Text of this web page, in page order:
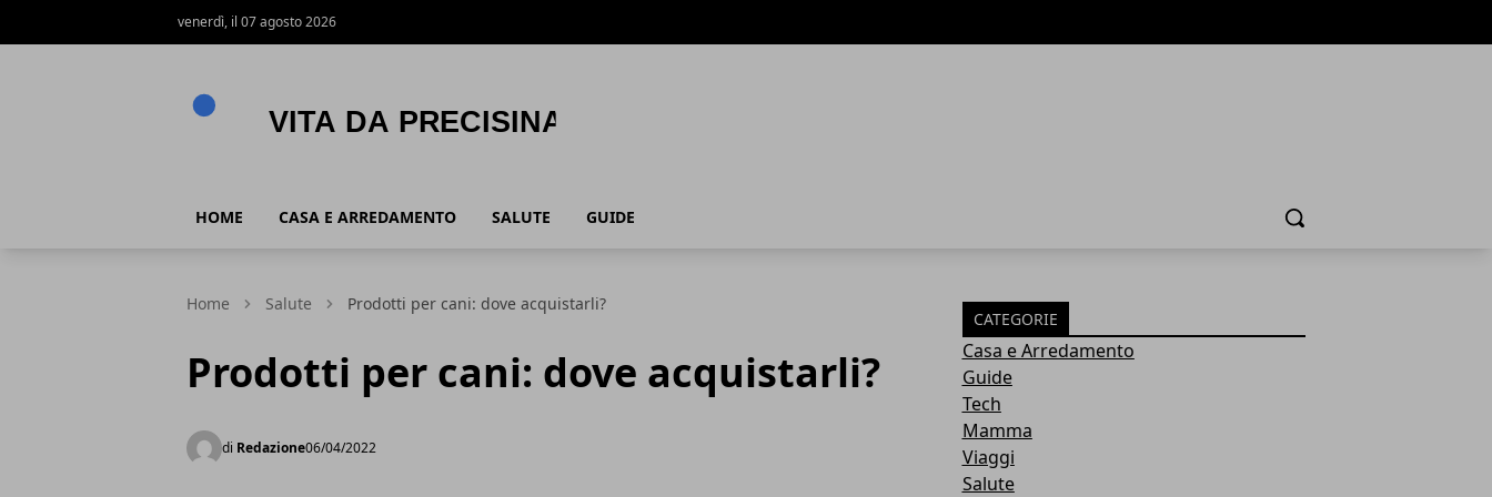
venerdì, il 07 agosto 2026
HOME CASA E ARREDAMENTO SALUTE GUIDE Cerca
Home Salute Prodotti per cani: dove acquistarli?
Prodotti per cani: dove acquistarli?
di Redazione06/04/2022
CATEGORIE
Casa e Arredamento
Guide
Tech
Mamma
Viaggi
Salute